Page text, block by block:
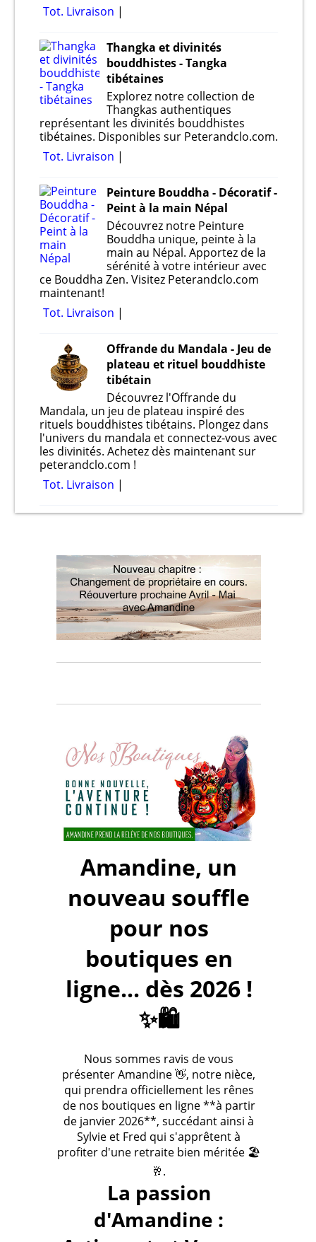
Tot. Livraison
Thangka et divinités
bouddhistes - Tangka
tibétaines
Explorez notre collection de
Thangkas authentiques
représentant les divinités bouddhistes
tibétaines. Disponibles sur Peterandclo.com.
Tot. Livraison
Peinture Bouddha - Décoratif -
Peint à la main Népal
Découvrez notre Peinture
Bouddha unique, peinte à la
main au Népal. Apportez de la
sérénité à votre intérieur avec
ce Bouddha Zen. Visitez Peterandclo.com
maintenant!
Tot. Livraison
Offrande du Mandala - Jeu de
plateau et rituel bouddhiste
tibétain
Découvrez l'Offrande du
Mandala, un jeu de plateau inspiré des
rituels bouddhistes tibétains. Plongez dans
l'univers du mandala et connectez-vous avec
les divinités. Achetez dès maintenant sur
peterandclo.com !
Tot. Livraison
Amandine, un
nouveau souffle
pour nos
boutiques en
ligne... dès 2026 !
✨🛍️
Nous sommes ravis de vous
présenter Amandine 👋, notre nièce,
qui prendra officiellement les rênes
de nos boutiques en ligne **à partir
de janvier 2026**, succédant ainsi à
Sylvie et Fred qui s'apprêtent à
profiter d'une retraite bien méritée 🏖️
🥂.
La passion
d'Amandine :